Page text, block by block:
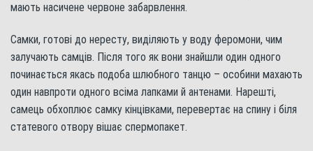
мають насичене червоне забарвлення.
Самки, готові до нересту, виділяють у воду феромони, чим
залучають самців. Після того як вони знайшли один одного
починається якась подоба шлюбного танцю – особини махають
один навпроти одного всіма лапками й антенами. Нарешті,
самець обхоплює самку кінцівками, перевертає на спину і біля
статевого отвору вішає спермопакет.